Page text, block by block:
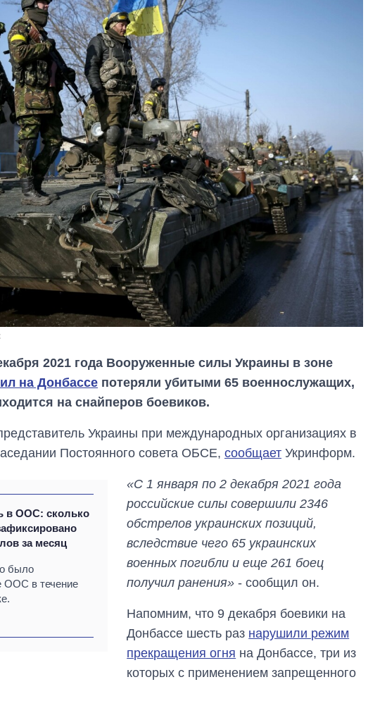
2021 года Вооруженные силы Украины в зоне
на Донбассе потеряли убитыми 65 военнослужащих,
на снайперов боевиков.
Украины при международных организациях в
Постоянного совета ОБСЕ, сообщает Укринформ.
в ООС: сколько
за месяц
было
ООС в течение
«С 1 января по 2 декабря 2021 года
российские силы совершили 2346
обстрелов украинских позиций,
вследствие чего 65 украинских
военных погибли и еще 261 боец ​​
получил ранения» - сообщил он.
Напомним, что 9 декабря боевики на
Донбассе шесть раз нарушили режим
прекращения огня на Донбассе, три из
которых с применением запрещенного
Как выросли
тарифы на
городах Украины